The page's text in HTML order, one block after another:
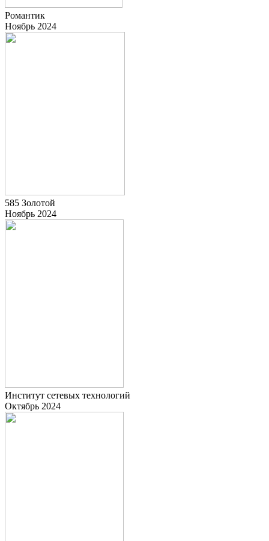
Романтик
Ноябрь 2024
585 Золотой
Ноябрь 2024
Институт сетевых технологий
Октябрь 2024